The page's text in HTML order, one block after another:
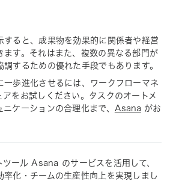
すると、成果物を効果的に関係者や経営
ます。それはまた、複数の異なる部門が
するための優れた手段でもあります。
一歩進化させるには、ワークフローマネ
アをお試しください。タスクのオートメ
ケーションの合理化まで、 Asana がお
ツール Asana のサービスを活用して、
率化・チームの生産性向上を実現しまし